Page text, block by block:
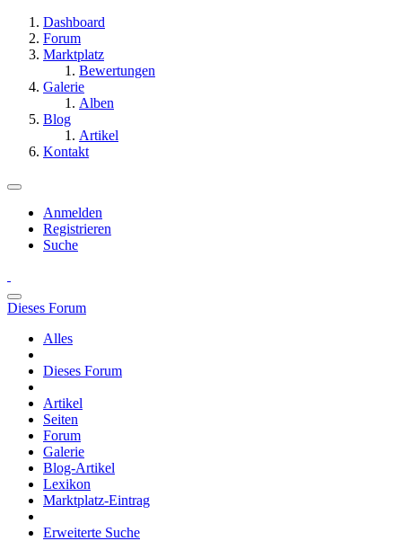
Dashboard
Forum
Marktplatz
Bewertungen
Galerie
Alben
Blog
Artikel
Kontakt
Anmelden
Registrieren
Suche
Dieses Forum
Alles
Dieses Forum
Artikel
Seiten
Forum
Galerie
Blog-Artikel
Lexikon
Marktplatz-Eintrag
Erweiterte Suche